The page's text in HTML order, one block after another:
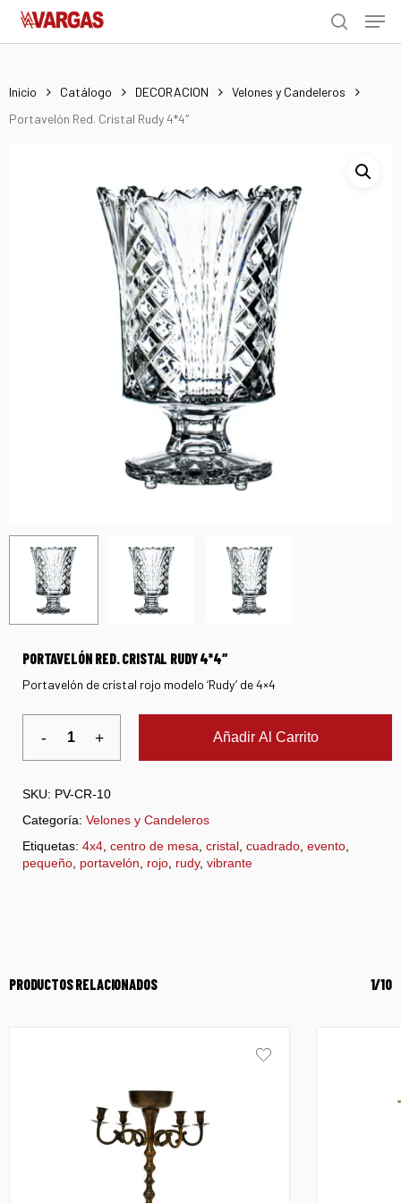
Skip
search
Menu
Inicio Catálogo DECORACION
Velones y Candeleros
Portavelón Red. Cristal Rudy 4*4″
PORTAVELÓN RED. CRISTAL RUDY 4*4″
Portavelón de cristal rojo modelo ‘Rudy’ de 4×4
Añadir Al Carrito
SKU: PV-CR-10
Categoría: Velones y Candeleros
Etiquetas: 4x4 centro de mesa cristal cuadrado evento
pequeño portavelón rojo rudy, vibrante
PRODUCTOS RELACIONADOS 1/10